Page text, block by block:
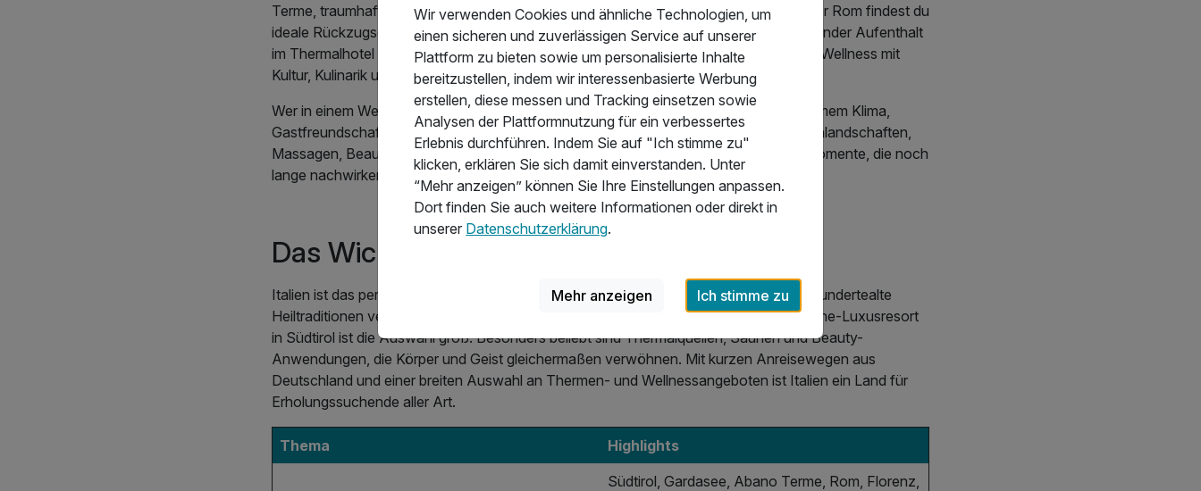
Terme, traumhaften Stränden am Mittelmeer und charmanten Städten wie Florenz oder Rom findest du
ideale Rückzugsorte für Körper und Geist. Ob ein Wochenende im Spa, ein regenerierender Aufenthalt
im Thermalhotel oder eine luxuriöse 5-Sterne-Auszeit – Italien ist der perfekte Ort, um Wellness mit
Kultur, Kulinarik und Natur zu vereinen.
Wer in einem Wellnessurlaub in Italien ankommt, spürt sofort die Kombination aus warmem Klima,
Gastfreundschaft und vielfältigen Wellnessangeboten: Thermen mit Heilwasser, Saunalandschaften,
Massagen, Beauty-Behandlungen und exklusive Wellnessgärten schaffen Wohlfühlmomente, die noch
lange nachwirken.
Das Wichtigste auf einen Blick
Italien ist das perfekte Ziel für Wellnessreisen, da es vielfältige Landschaften und jahrhundertealte
Heiltraditionen vereint. Vom Thermalhotel in den Euganeischen Hügeln bis zum 5-Sterne-Luxusresort
in Südtirol ist die Auswahl groß. Besonders beliebt sind Thermalquellen, Saunen und Beauty-
Anwendungen, die Körper und Geist gleichermaßen verwöhnen. Mit kurzen Anreisewegen aus
Deutschland und einer breiten Auswahl an Thermen- und Wellnessangeboten ist Italien ein Land für
Erholungssuchende aller Art.
Thema Highlights
Südtirol, Gardasee, Abano Terme, Rom, Florenz,
Wir verwenden Cookies und ähnliche Technologien, um
einen sicheren und zuverlässigen Service auf unserer
Plattform zu bieten sowie um personalisierte Inhalte
bereitzustellen, indem wir interessenbasierte Werbung
erstellen, diese messen und Tracking einsetzen sowie
Analysen der Plattformnutzung für ein verbessertes
Erlebnis durchführen. Indem Sie auf "Ich stimme zu"
klicken, erklären Sie sich damit einverstanden. Unter
“Mehr anzeigen” können Sie Ihre Einstellungen anpassen.
Dort finden Sie auch weitere Informationen oder direkt in
unserer Datenschutzerklärung.
Mehr anzeigen Ich stimme zu